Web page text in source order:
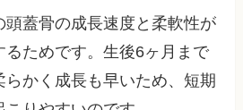
頭蓋骨の成長速度と柔軟性が
るためです。生後6ヶ月まで
かく成長も早いため、短期